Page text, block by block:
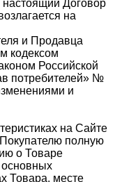
Договор
на
и Продавца
кодексом
Российской
потребителей» №
и
на Сайте
полную
о Товаре
Товара, месте